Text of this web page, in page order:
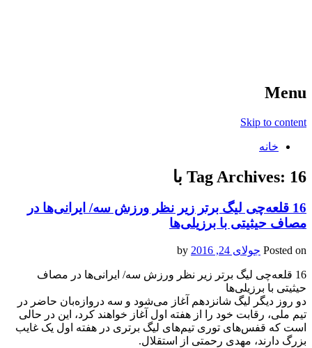
Menu
Skip to content
خانه
Tag Archives: 16 با
16 قلعه‌چی لیگ برتر زیر نظر ورزش سه/ ایرانی‌ها در
مصاف حیثیتی با برزیلی‌ها
Posted on جولای 24, 2016
16 قلعه‌چی لیگ برتر زیر نظر ورزش سه/ ایرانی‌ها در مصاف
حیثیتی با برزیلی‌ها
دو روز دیگر لیگ شانزدهم آغاز می‌شود و سه دروازه‌بان حاضر در
تیم ملی، رقابت خود را از هفته اول آغاز خواهند کرد، این در حالی
است که قفس‌های توری تیم‌های لیگ برتری در هفته اول یک غایب
بزرگ دارند، مهدی رحمتی از استقلال.